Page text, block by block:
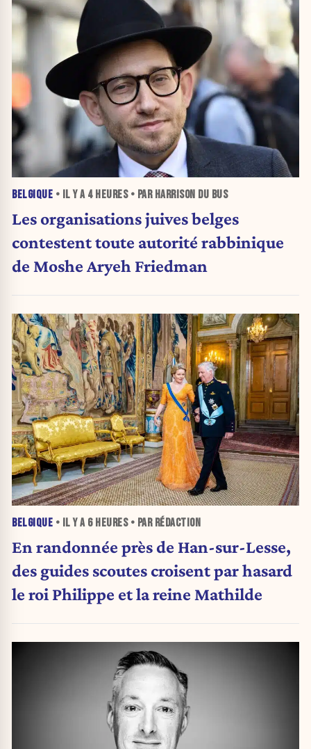
BELGIQUE • IL Y A 4 HEURES• PAR HARRISON DU BUS
Les organisations juives belges
contestent toute autorité rabbinique
de Moshe Aryeh Friedman
BELGIQUE • IL Y A 6 HEURES• PAR RÉDACTION
En randonnée près de Han-sur-Lesse,
des guides scoutes croisent par hasard
le roi Philippe et la reine Mathilde